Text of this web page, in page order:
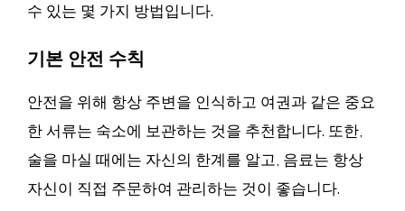
수 있는 몇 가지 방법입니다.
기본 안전 수칙
안전을 위해 항상 주변을 인식하고 여권과 같은 중요
한 서류는 숙소에 보관하는 것을 추천합니다. 또한,
술을 마실 때에는 자신의 한계를 알고, 음료는 항상
자신이 직접 주문하여 관리하는 것이 좋습니다.